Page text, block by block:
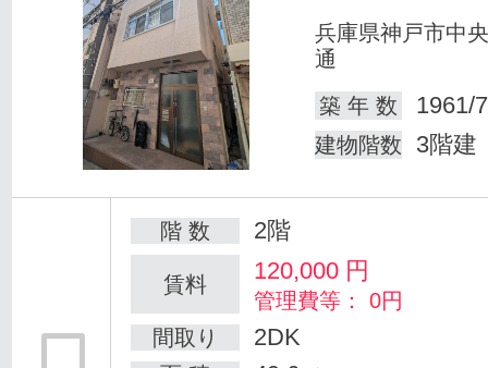
兵庫県神戸市中
通
築 年 数
1961/
建物階数 3階建
階 数 2階
賃料 120,000 円
管理費等： 0円
間取り
2DK